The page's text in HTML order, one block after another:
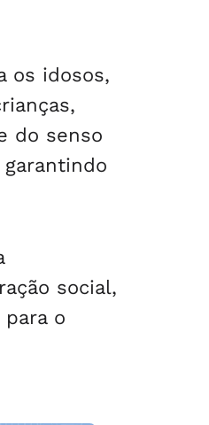
os idosos,
do senso
social,
o